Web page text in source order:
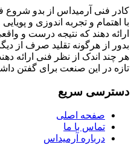
کادر فنی آرمیداس از بدو
با اهتمام و تجربه اندوزی و
ارائه دهند که نتیجه درست و
بدور از هرگونه تقلید صرف از
هر چند اندک از نظر فنی ارائه
تازه در این صنعت برای گفتن
دسترسی سریع
صفحه اصلی
تماس با ما
درباره آرمیداس